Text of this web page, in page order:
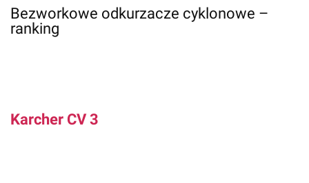
Bezworkowe odkurzacze cyklonowe –
ranking
Karcher CV 3